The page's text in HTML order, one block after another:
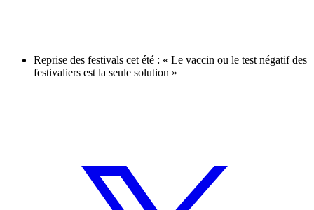
Reprise des festivals cet été : « Le vaccin ou le test négatif des
festivaliers est la seule solution »